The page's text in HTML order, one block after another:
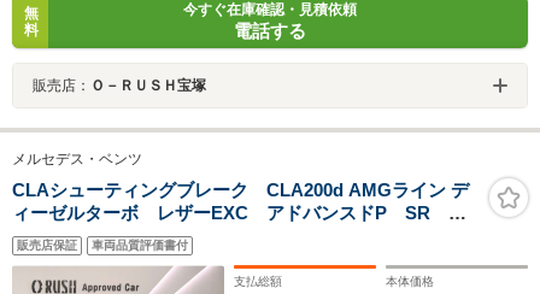
無
料
今すぐ在庫確認・見積依頼
電話する
販売店： Ｏ－ＲＵＳＨ宝塚
メルセデス・ベンツ
CLAシューティングブレーク CLA200d AMGライン デ
ィーゼルターボ レザーEXC アドバンスドP SR 赤
黒革 BTオーディオ USB パワーシート パワー
バックドア シートヒーター LEDオートライト アン
ビエントライト ドラレコ ETC レザーセーフティー
販売店保証 車両品質評価書付
支払総額 本体価格